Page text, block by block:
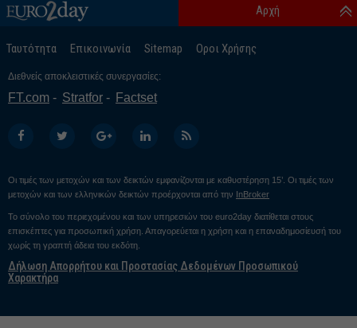
Ταυτότητα Επικοινωνία Sitemap Οροι Χρήσης
Αρχή
Διεθνείς αποκλειστικές συνεργασίες:
FT.com Stratfor Factset
Οι τιμές των μετοχών και των δεικτών εμφανίζονται με καθυστέρηση 15’. Οι τιμές των
μετοχών και των ελληνικών δεικτών προέρχονται από την InBroker
Το σύνολο του περιεχομένου και των υπηρεσιών του euro2day διατίθεται στους
επισκέπτες για προσωπική χρήση. Απαγορεύεται η χρήση και η επαναδημοσίευσή του
χωρίς τη γραπτή άδεια του εκδότη.
Δήλωση Απορρήτου και Προστασίας Δεδομένων Προσωπικού
Χαρακτήρα